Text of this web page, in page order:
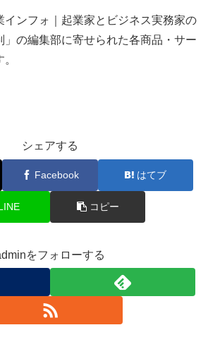
ンフォ｜起業家とビジネス実務家の
」の編集部に寄せられた各商品・サー
シェアする
Facebook はてブ
コピー
をフォローする